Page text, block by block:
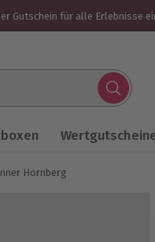
Gutschein für alle Erlebnisse
Hornberg